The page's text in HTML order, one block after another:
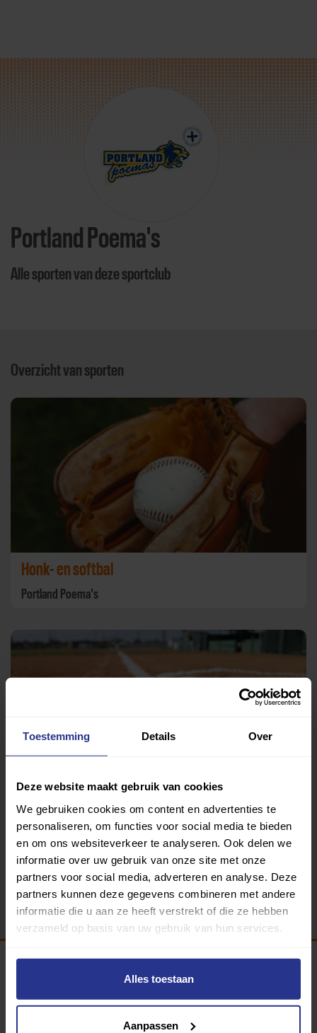
Toestemming Details Over
Deze website maakt gebruik van cookies
We gebruiken cookies om content en advertenties te
personaliseren, om functies voor social media te bieden
en om ons websiteverkeer te analyseren. Ook delen we
informatie over uw gebruik van onze site met onze
partners voor social media, adverteren en analyse. Deze
partners kunnen deze gegevens combineren met andere
informatie die u aan ze heeft verstrekt of die ze hebben
verzameld op basis van uw gebruik van hun services.
Alles toestaan
Aanpassen
Portland Poema's
Alle sporten van deze sportclub
Overzicht van sporten
Honk- en softbal
Portland Poema's
Honkbal
Portland Poema's
Terug